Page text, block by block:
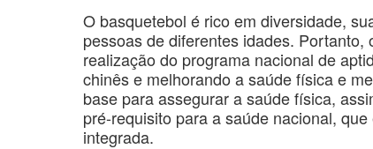
O basquetebol é rico em diversidade,
pessoas de diferentes idades.
realização do programa nacional de
chinês e melhorando a saúde física e
base para assegurar a saúde física,
pré-requisito para a saúde nacional,
integrada.